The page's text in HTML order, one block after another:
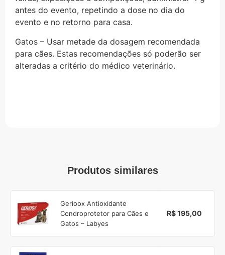
antes do evento, repetindo a dose no dia do
evento e no retorno para casa.
Gatos – Usar metade da dosagem recomendada
para cães. Estas recomendações só poderão ser
alteradas a critério do médico veterinário.
Produtos similares
Gerioox Antioxidante
Condroprotetor para Cães e
Gatos – Labyes
R$ 195,00